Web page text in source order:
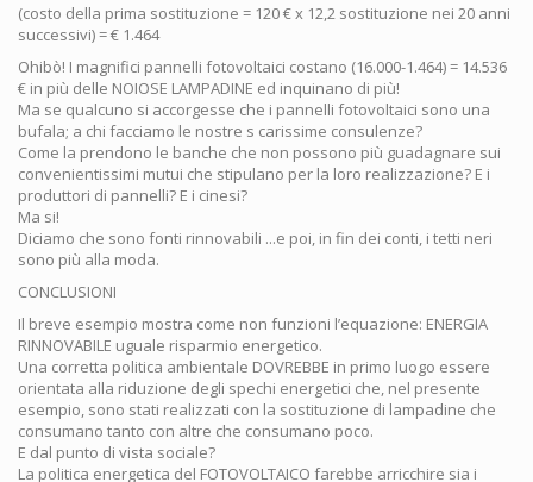
(costo della prima sostituzione = 120 € x 12,2 sostituzione nei 20 anni
successivi) = € 1.464
Ohibò! I magnifici pannelli fotovoltaici costano (16.000-1.464) = 14.536
€ in più delle NOIOSE LAMPADINE ed inquinano di più!
Ma se qualcuno si accorgesse che i pannelli fotovoltaici sono una
bufala; a chi facciamo le nostre s carissime consulenze?
Come la prendono le banche che non possono più guadagnare sui
convenientissimi mutui che stipulano per la loro realizzazione? E i
produttori di pannelli? E i cinesi?
Ma si!
Diciamo che sono fonti rinnovabili ...e poi, in fin dei conti, i tetti neri
sono più alla moda.
CONCLUSIONI
Il breve esempio mostra come non funzioni l’equazione: ENERGIA
RINNOVABILE uguale risparmio energetico.
Una corretta politica ambientale DOVREBBE in primo luogo essere
orientata alla riduzione degli spechi energetici che, nel presente
esempio, sono stati realizzati con la sostituzione di lampadine che
consumano tanto con altre che consumano poco.
E dal punto di vista sociale?
La politica energetica del FOTOVOLTAICO farebbe arricchire sia i